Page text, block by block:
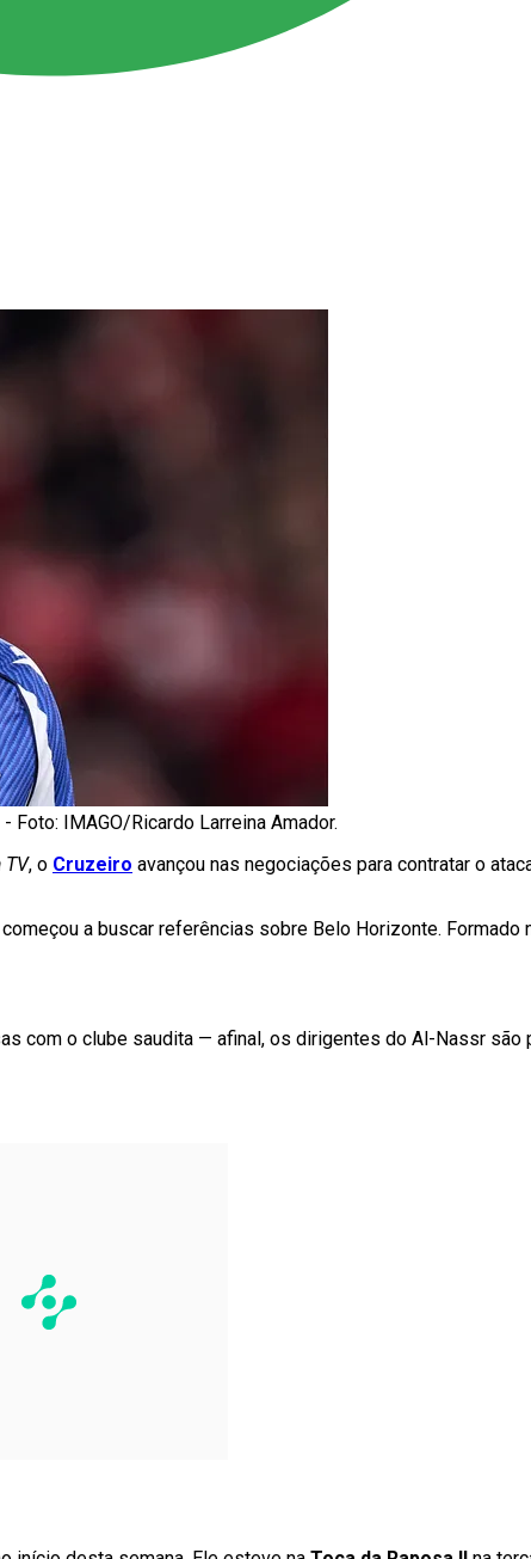
Foto: IMAGO/Ricardo Larreina Amador.
TV, o Cruzeiro avançou nas negociações para contratar o
a buscar referências sobre Belo Horizonte. Formado
com o clube saudita — afinal, os dirigentes do Al-Nassr são